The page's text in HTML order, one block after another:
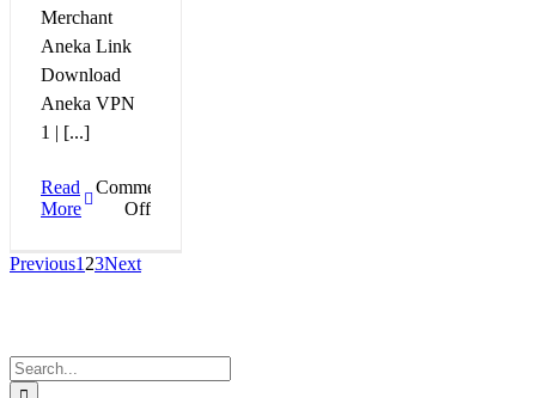
Merchant
Aneka Link
Download
Aneka VPN
1 | [...]
Read
More
Comments
Offon
ThinkOrSwim
Previous1 23Next
Search
for: